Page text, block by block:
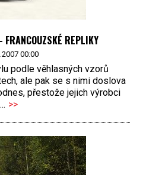
FRANCOUZSKÉ REPLIKY
00:00
podle věhlasných vzorů
ale pak se s nimi doslova
přestože jejich výrobci
>>